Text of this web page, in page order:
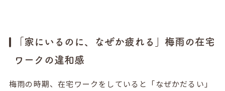
「家にいるのに、なぜか疲れる」梅雨の在宅
ワークの違和感
梅雨の時期、在宅ワークをしていると「なぜかだるい」